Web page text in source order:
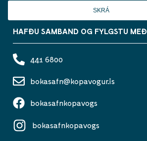
SKRÁ
HAFÐU SAMBAND OG FYLGSTU MEÐ
441 6800
bokasafn@kopavogur.is
bokasafnkopavogs
bokasafnkopavogs